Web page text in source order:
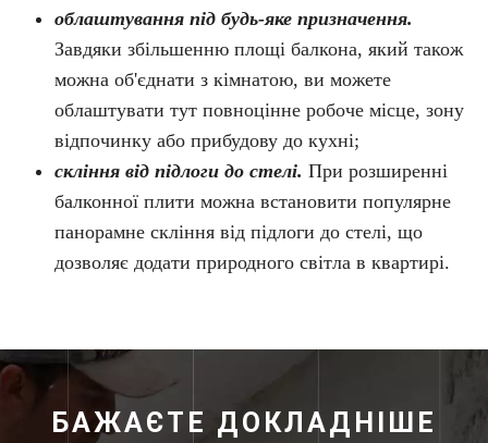
облаштування під будь-яке призначення.
Завдяки збільшенню площі балкона, який також
можна об'єднати з кімнатою, ви можете
облаштувати тут повноцінне робоче місце, зону
відпочинку або прибудову до кухні;
скління від підлоги до стелі. При розширенні
балконної плити можна встановити популярне
панорамне скління від підлоги до стелі, що
дозволяє додати природного світла в квартирі.
БАЖАЄТЕ ДОКЛАДНІШЕ